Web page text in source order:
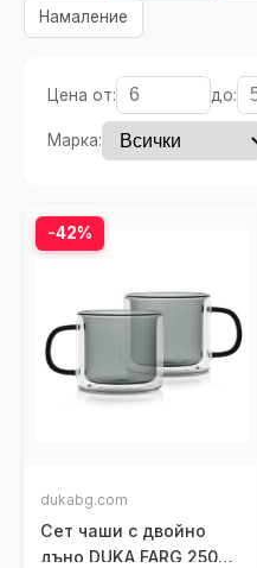
Намаление
Цена от: до:
Марка:
-42%
dukabg.com
Сет чаши с двойно
дъно DUKA FARG 250